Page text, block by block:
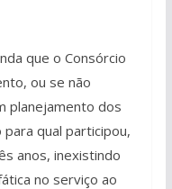
que o Consórcio
ou se não
planejamento dos
qual participou,
anos, inexistindo
no serviço ao